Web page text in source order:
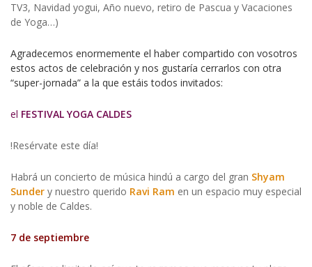
TV3, Navidad yogui, Año nuevo, retiro de Pascua y Vacaciones
de Yoga…)
Agradecemos enormemente el haber compartido con vosotros
estos actos de celebración y nos gustaría cerrarlos con otra
“super-jornada” a la que estáis todos invitados:
el FESTIVAL YOGA CALDES
!Resérvate este día!
Habrá un concierto de música hindú a cargo del gran Shyam
Sunder y nuestro querido Ravi Ram en un espacio muy especial
y noble de Caldes.
7 de septiembre